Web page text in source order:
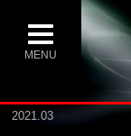
MENU
2021.03